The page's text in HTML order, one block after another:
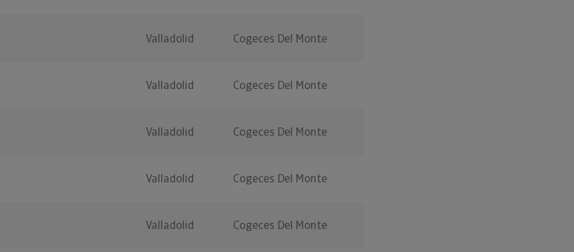
Valladolid Cogeces Del Monte
Valladolid Cogeces Del Monte
Valladolid Cogeces Del Monte
Valladolid Cogeces Del Monte
Valladolid Cogeces Del Monte